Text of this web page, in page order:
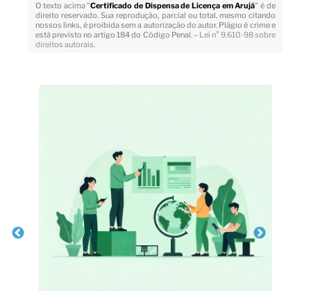
O texto acima "Certificado de Dispensa de Licença em Arujá" é de
direito reservado. Sua reprodução, parcial ou total, mesmo citando
nossos links, é proibida sem a autorização do autor. Plágio é crime e
está previsto no artigo 184 do Código Penal. – Lei n° 9.610-98 sobre
direitos autorais.